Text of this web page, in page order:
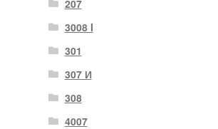
207
3008 I
301
307 И
308
4007